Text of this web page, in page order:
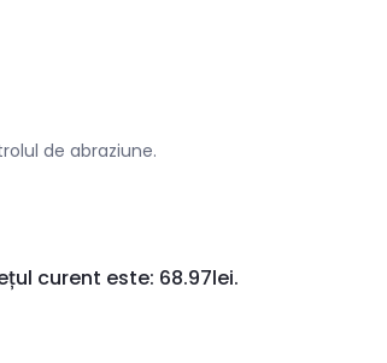
de abraziune.
curent este: 68.97lei.